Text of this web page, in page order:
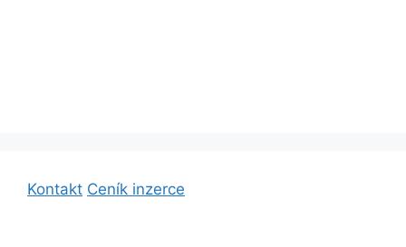
Kontakt Ceník inzerce